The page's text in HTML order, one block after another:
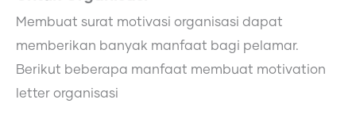
Membuat surat motivasi organisasi dapat
memberikan banyak manfaat bagi pelamar.
Berikut beberapa manfaat membuat motivation
letter organisasi